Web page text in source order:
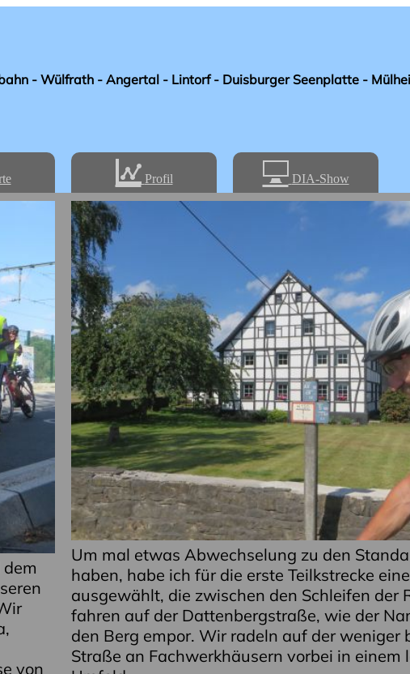
- Wülfrath - Angertal - Lintorf - Duisburger Seenplatte -
Profil DIA-Show
von
Um mal etwas Abwechselung zu den
haben, habe ich für die erste Teilkstrecke
ausgewählt, die zwischen den Schleifen der
fahren auf der Dattenbergstraße, wie der
den Berg empor. Wir radeln auf der weniger
Straße an Fachwerkhäusern vorbei in einem